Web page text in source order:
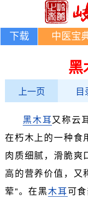
下载 中医宝
黑
上一页 目
黑木耳又称云
在朽木上的一种食
肉质细腻，滑脆爽
高的营养价值，又
荤”。在黑木耳 可